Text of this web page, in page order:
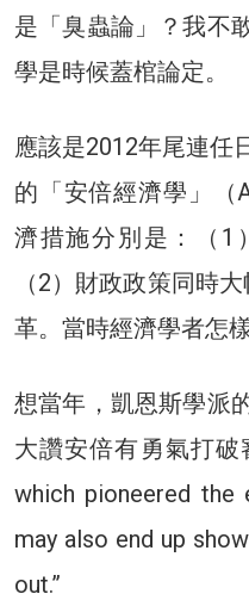
是「臭蟲論」？我不
學是時候蓋棺論定。
應該是2012年尾連任
的「安倍經濟學」（
濟措施分別是：（1
（2）財政政策同時
革。當時經濟學者怎
想當年，凱恩斯學派
大讚安倍有勇氣打破
which pioneered the
may also end up
out.”